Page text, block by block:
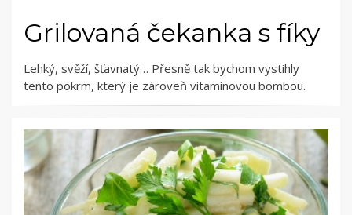
Grilovaná čekanka s fíky
Lehký, svěží, šťavnatý… Přesně tak bychom vystihly
tento pokrm, který je zároveň vitaminovou bombou.